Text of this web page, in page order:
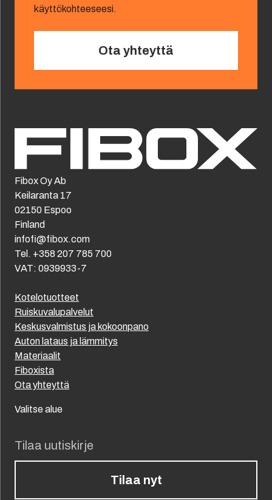
käyttökohteeseesi.
Ota yhteyttä
Tilaa uutiskirje
Tilaa nyt
Kotelotuotteet
Ruiskuvalupalvelut
Keskusvalmistus ja kokoonpano
Auton lataus ja lämmitys
Materiaalit
Fiboxista
Ota yhteyttä
Valitse alue
Fibox Oy Ab
Keilaranta 17
02150 Espoo
Finland
infofi@fibox.com
Tel. +358 207 785 700
VAT: 0939933-7